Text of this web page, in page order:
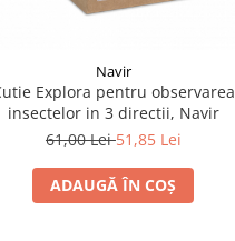
Navir
Explora pentru observarea
insectelor in 3 directii, Navir
61,00 Lei51,85 Lei
ADAUGĂ ÎN COȘ